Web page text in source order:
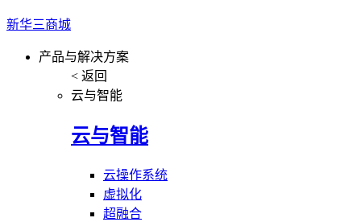
新华三商城
产品与解决方案
< 返回
云与智能
云与智能
云操作系统
虚拟化
超融合